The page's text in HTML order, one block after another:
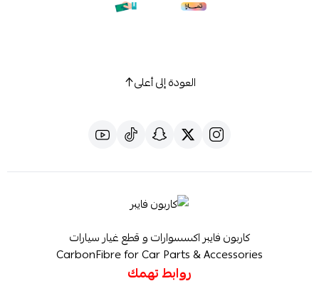
العودة إلى أعلى
كاربون فايبر اكسسوارات و قطع غيار سيارات
CarbonFibre for Car Parts & Accessories
روابط تهمك